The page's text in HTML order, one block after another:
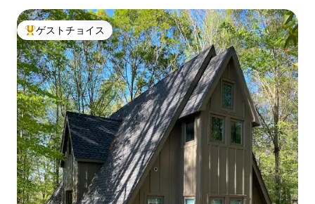
airbnb-rentals-perfect-for-atlanta-
staycation/IsHf1Ztws2J2u1wFbOm2zM/
ゲストは家のすぐそばにある裏通りの駐
車スペースを利用できます。 アクセスす
るには階段を1段ある必要があります。 ご
到着時にお部屋をご用意しますが、プラ
イバシーを尊重します。 私たちの本宅と
ファームハウスは多くのことを共有して
いるので、必要なものがあればすぐに対
応いたします。 ファームハウスは母屋の
裏にあり、専用の玄関と駐車場がありま
す。 徒歩圏内には、コーヒーショップ、
レストラン、アトランタ動物園、アトラ
ンタベルトライン、歴史的なグラントパ
ーク、ジョージア州立スタジアム、イベ
大好評のゲストチョイスです。
ゲストチョイス